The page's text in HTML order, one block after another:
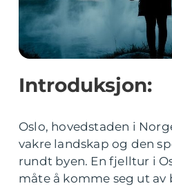
Introduksjon:
Oslo, hovedstaden i
vakre landskap og den
rundt byen. En fjelltur i
måte å komme seg ut av